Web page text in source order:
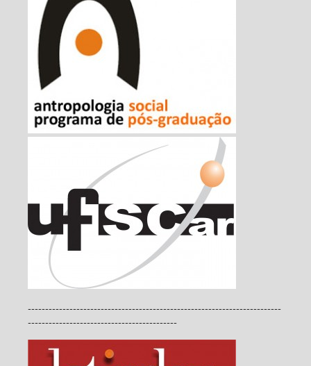
-------------------------------------------------------------------------
-------------------------------------------